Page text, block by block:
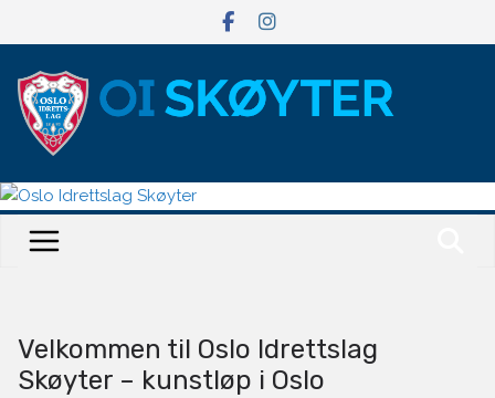
Velkommen til Oslo Idrettslag
Skøyter – kunstløp i Oslo